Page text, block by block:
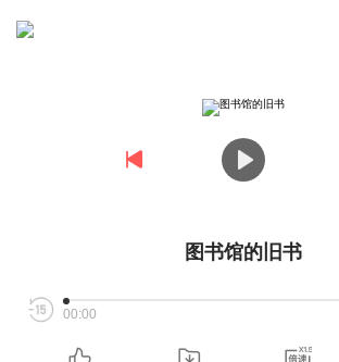
图书馆的旧书
00:00